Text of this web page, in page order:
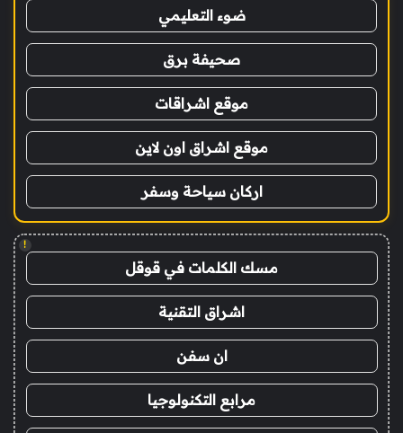
ضوء التعليمي
صحيفة برق
موقع اشراقات
موقع اشراق اون لاين
اركان سياحة وسفر
!
مسك الكلمات في قوقل
اشراق التقنية
ان سفن
مرابع التكنولوجيا